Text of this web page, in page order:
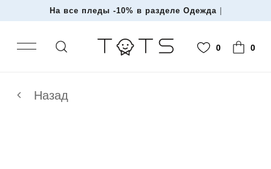
На все пледы -10% в разделе Одежда и Т